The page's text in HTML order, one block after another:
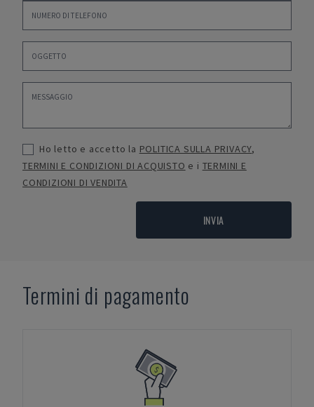
Ho letto e accetto la POLITICA SULLA PRIVACY,
TERMINI E CONDIZIONI DI ACQUISTO e i TERMINI E
CONDIZIONI DI VENDITA
INVIA
Termini di pagamento